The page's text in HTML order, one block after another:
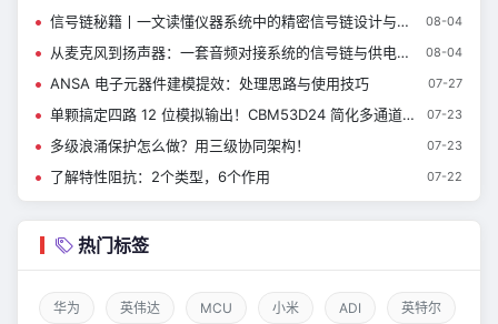
信号链秘籍丨一文读懂仪器系统中的精密信号链设计与器件选型指南 08-04
从麦克风到扬声器：一套音频对接系统的信号链与供电设计 08-04
ANSA 电子元器件建模提效：处理思路与使用技巧 07-27
单颗搞定四路 12 位模拟输出！CBM53D24 简化多通道 DAC 硬件设计 07-23
多级浪涌保护怎么做？用三级协同架构！ 07-23
了解特性阻抗：2个类型，6个作用 07-22
热门标签
华为 英伟达 MCU 小米 ADI 英特尔